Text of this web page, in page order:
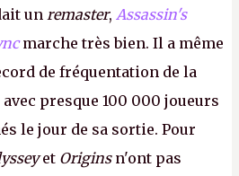
un remaster, Assassin's
marche très bien. Il a même
de fréquentation de la
presque 100 000 joueurs
le jour de sa sortie. Pour
et Originsn'ont pas